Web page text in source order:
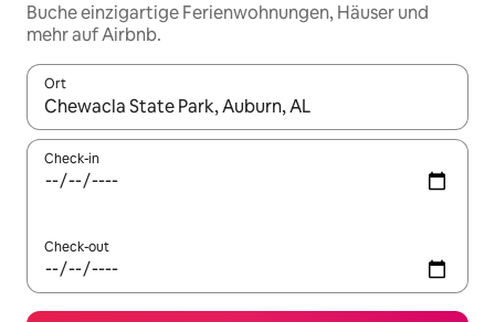
Buche einzigartige Ferienwohnungen, Häuser und
mehr auf Airbnb.
Ort
Wenn Ergebnisse verfügbar sind, navigiere mit den
Check-in
Check-out